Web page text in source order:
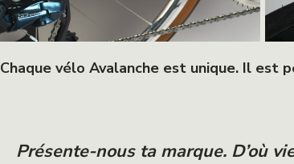
Chaque vélo Avalanche est unique. Il est
Présente-nous ta marque. D’où